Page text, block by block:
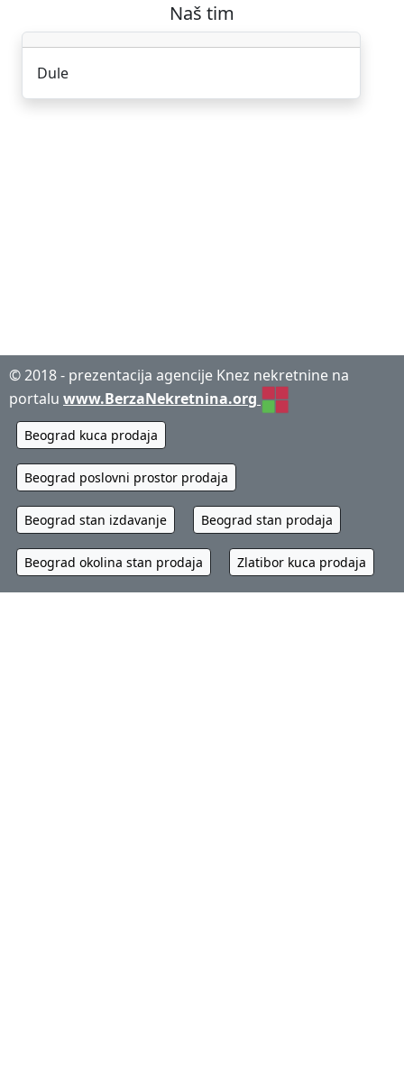
Naš tim
Dule
© 2018 - prezentacija agencije Knez nekretnine na
portalu www.BerzaNekretnina.org
Beograd kuca prodaja
Beograd poslovni prostor prodaja
Beograd stan izdavanje Beograd stan prodaja
Beograd okolina stan prodaja Zlatibor kuca prodaja